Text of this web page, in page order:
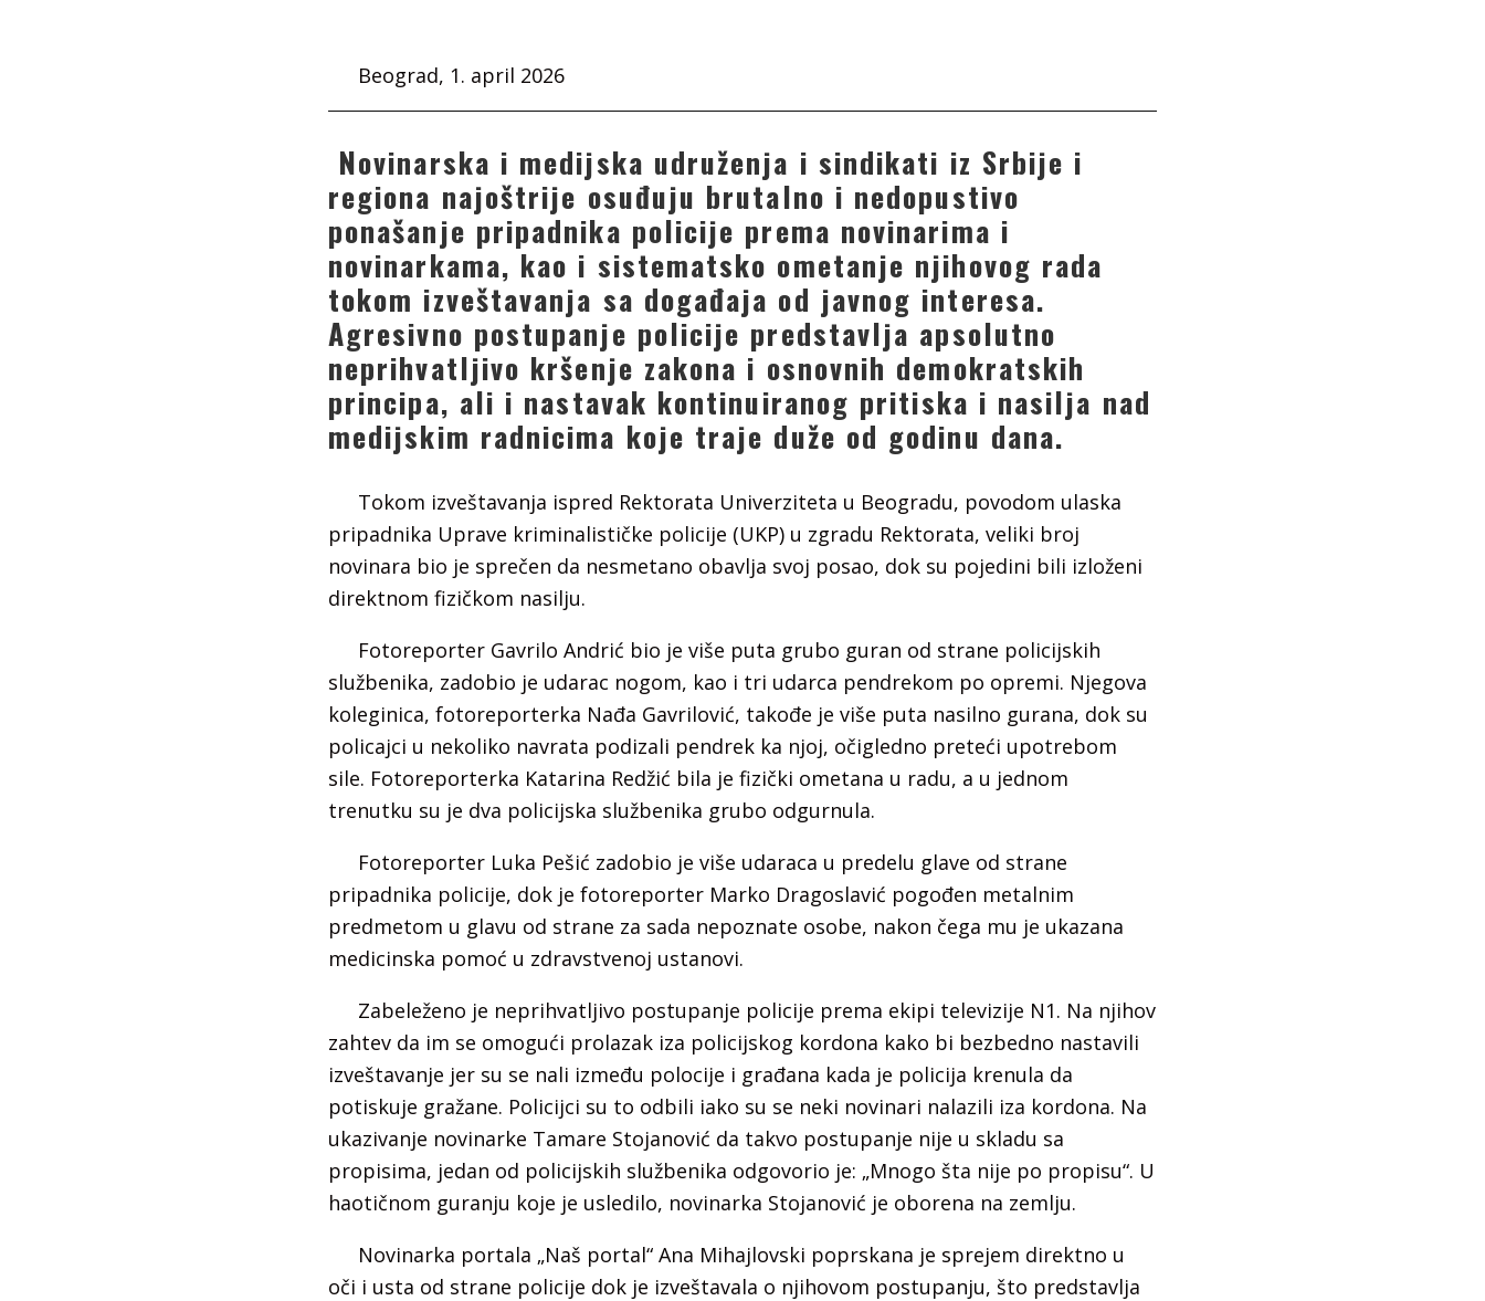
Beograd, 1. april 2026
Novinarska i medijska udruženja i sindikati iz Srbije i
regiona najoštrije osuđuju brutalno i nedopustivo
ponašanje pripadnika policije prema novinarima i
novinarkama, kao i sistematsko ometanje njihovog rada
tokom izveštavanja sa događaja od javnog interesa.
Agresivno postupanje policije predstavlja apsolutno
neprihvatljivo kršenje zakona i osnovnih demokratskih
principa, ali i nastavak kontinuiranog pritiska i nasilja nad
medijskim radnicima koje traje duže od godinu dana.
Tokom izveštavanja ispred Rektorata Univerziteta u Beogradu, povodom ulaska
pripadnika Uprave kriminalističke policije (UKP) u zgradu Rektorata, veliki broj
novinara bio je sprečen da nesmetano obavlja svoj posao, dok su pojedini bili izloženi
direktnom fizičkom nasilju.
Fotoreporter Gavrilo Andrić bio je više puta grubo guran od strane policijskih
službenika, zadobio je udarac nogom, kao i tri udarca pendrekom po opremi. Njegova
koleginica, fotoreporterka Nađa Gavrilović, takođe je više puta nasilno gurana, dok su
policajci u nekoliko navrata podizali pendrek ka njoj, očigledno preteći upotrebom
sile. Fotoreporterka Katarina Redžić bila je fizički ometana u radu, a u jednom
trenutku su je dva policijska službenika grubo odgurnula.
Fotoreporter Luka Pešić zadobio je više udaraca u predelu glave od strane
pripadnika policije, dok je fotoreporter Marko Dragoslavić pogođen metalnim
predmetom u glavu od strane za sada nepoznate osobe, nakon čega mu je ukazana
medicinska pomoć u zdravstvenoj ustanovi.
Zabeleženo je neprihvatljivo postupanje policije prema ekipi televizije N1. Na njihov
zahtev da im se omogući prolazak iza policijskog kordona kako bi bezbedno nastavili
izveštavanje jer su se nali između polocije i građana kada je policija krenula da
potiskuje gražane. Policijci su to odbili iako su se neki novinari nalazili iza kordona. Na
ukazivanje novinarke Tamare Stojanović da takvo postupanje nije u skladu sa
propisima, jedan od policijskih službenika odgovorio je: „Mnogo šta nije po propisu“. U
haotičnom guranju koje je usledilo, novinarka Stojanović je oborena na zemlju.
Novinarka portala „Naš portal“ Ana Mihajlovski poprskana je sprejem direktno u
oči i usta od strane policije dok je izveštavala o njihovom postupanju, što predstavlja